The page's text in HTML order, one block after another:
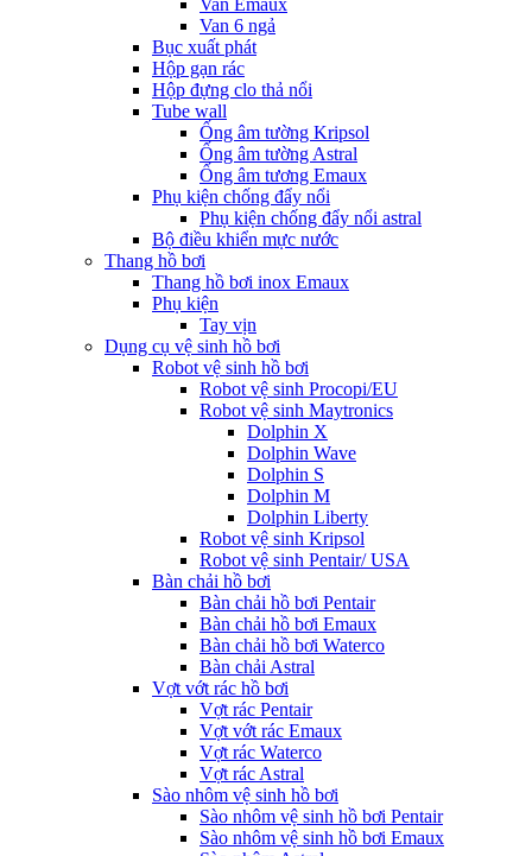
Van Emaux
Van 6 ngả
Bục xuất phát
Hộp gạn rác
Hộp đựng clo thả nổi
Tube wall
Ống âm tường Kripsol
Ống âm tường Astral
Ống âm tương Emaux
Phụ kiện chống đẩy nổi
Phụ kiện chống đẩy nổi astral
Bộ điều khiển mực nước
Thang hồ bơi
Thang hồ bơi inox Emaux
Phụ kiện
Tay vịn
Dụng cụ vệ sinh hồ bơi
Robot vệ sinh hồ bơi
Robot vệ sinh Procopi/EU
Robot vệ sinh Maytronics
Dolphin X
Dolphin Wave
Dolphin S
Dolphin M
Dolphin Liberty
Robot vệ sinh Kripsol
Robot vệ sinh Pentair/ USA
Bàn chải hồ bơi
Bàn chải hồ bơi Pentair
Bàn chải hồ bơi Emaux
Bàn chải hồ bơi Waterco
Bàn chải Astral
Vợt vớt rác hồ bơi
Vợt rác Pentair
Vợt vớt rác Emaux
Vợt rác Waterco
Vợt rác Astral
Sào nhôm vệ sinh hồ bơi
Sào nhôm vệ sinh hồ bơi Pentair
Sào nhôm vệ sinh hồ bơi Emaux